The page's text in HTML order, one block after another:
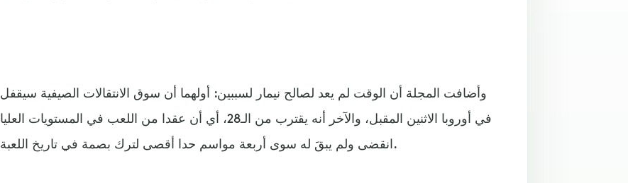
وأضافت المجلة أن الوقت لم يعد لصالح نيمار لسببين: أولهما أن سوق الانتقالات الصيفية سيقفل
في أوروبا الاثنين المقبل، والآخر أنه يقترب من الـ28، أي أن عقدا من اللعب في المستويات العليا
انقضى ولم يبقَ له سوى أربعة مواسم حدا أقصى لترك بصمة في تاريخ اللعبة.